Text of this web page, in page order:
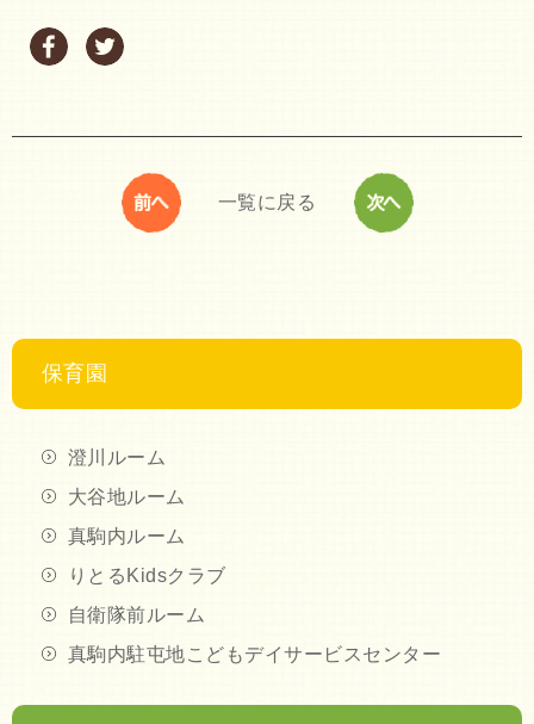
一覧に戻る
保育園
澄川ルーム
大谷地ルーム
真駒内ルーム
りとるKidsクラブ
自衛隊前ルーム
真駒内駐屯地こどもデイサービスセンター